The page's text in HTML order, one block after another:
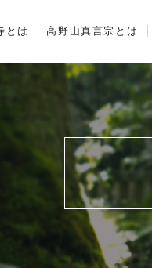
山真言宗 総本山金剛峯寺
とは 高野山真言宗とは